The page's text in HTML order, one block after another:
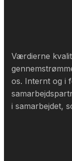
Værdierne
os. Internt og i
i samarbejdet,